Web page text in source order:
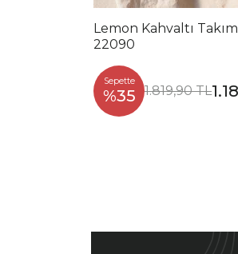
Lemon Kahvaltı
22090
Sepette
%35 1.819,90 TL